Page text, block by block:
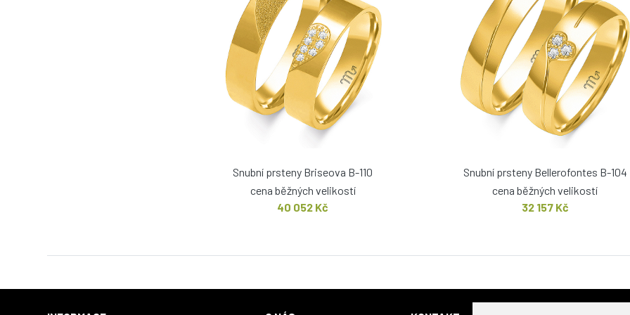
Snubní prsteny Briseova B-110
cena běžných velikostí
40 052 Kč
Snubní prsteny Bellerofontes B-104
cena běžných velikostí
32 157 Kč